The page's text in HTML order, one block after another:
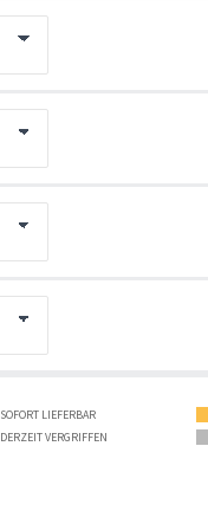
SOFORT LIEFERBAR
DERZEIT VERGRIFFEN